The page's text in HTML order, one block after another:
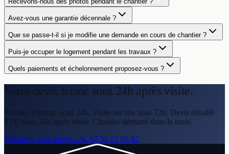
Avez-vous une garantie décennale ?
Que se passe-t-il si je modifie une demande en cours de chantier ?
Puis-je occuper le logement pendant les travaux ?
Quels paiements et échelonnement proposez-vous ?
Votre devis ferme sous 24h après visite.
Premier échange sous 24h. Visite sur site sous 72h. Devis détaillé
TTC sous 24h après visite. Chantier démarré dans le mois.
Démarrer mon projet→ 📞 07 56 82 88 82